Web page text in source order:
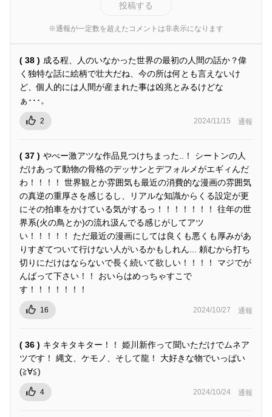
投稿する
※通報が一定数を超えたコメントは非表示になります
( 38 ) 成る程、人のいなかった世界の最初の人間の話か？偉
く独特な話に絵柄で壮大だね、今の所は何とも言えないけ
ど、個人的には人間が産まれた事は凶兆とみるけどな
ぁ･･･。
2 2024/11/15 通報
( 37 ) やべー激アツな作品見つけちまった..！ シートンの人
だけあって動物の骨格のデッサンとデフォルメがエギィんだ
わ！！！！ 世界観とか雰囲気も最近の消費的な漫画の雰囲気
の真逆の重厚さを感じるし、リアルな知識からくる設定が更
にその拍車をかけている気がするっ！！！！！！！ 往年の世
界系(火の鳥とか)の流れ汲んでる感じがしてアツ
い！！！！！ ただ最近の漫画にしては良くも悪くも厚みがあ
りすぎてついて行けない人がいるかもしれん... 頼むから打ち
切りにだけはならないで長く続いて欲しい！！！！ マジでが
んばって下さい！！ おいらはめっちゃすこで
す！！！！！！！
16 2024/10/27 通報
( 36 ) キタキタキター！！ 姫川新作って聞いただけでムネア
ツです！ 縄文、ケモノ、そして龍！ 大好きな物でいっぱい
(≧∀≦)
4 2024/10/24 通報